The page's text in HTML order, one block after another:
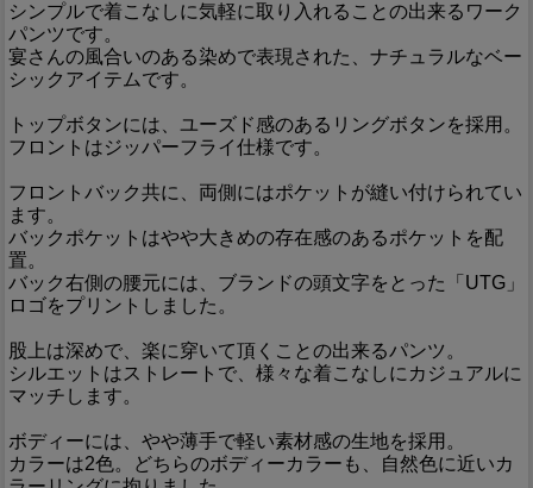
シンプルで着こなしに気軽に取り入れることの出来るワーク
パンツです。
宴さんの風合いのある染めで表現された、ナチュラルなベー
シックアイテムです。
トップボタンには、ユーズド感のあるリングボタンを採用。
フロントはジッパーフライ仕様です。
フロントバック共に、両側にはポケットが縫い付けられてい
ます。
バックポケットはやや大きめの存在感のあるポケットを配
置。
バック右側の腰元には、ブランドの頭文字をとった「UTG」
ロゴをプリントしました。
股上は深めで、楽に穿いて頂くことの出来るパンツ。
シルエットはストレートで、様々な着こなしにカジュアルに
マッチします。
ボディーには、やや薄手で軽い素材感の生地を採用。
カラーは2色。どちらのボディーカラーも、自然色に近いカ